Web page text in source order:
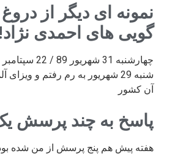
نمونه ای دیگر از
گویی های احمدی نژاد!
شنبه 29 شهریور به رم رفتم و
آن کشور
پاسخ به چند پرسش یک
هفته پیش هم پنج پرسش از من شده